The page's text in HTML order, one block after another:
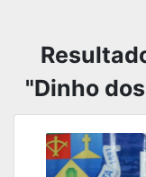
"Dinho